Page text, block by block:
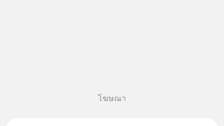
โฆษณา